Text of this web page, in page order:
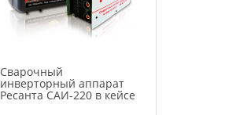
Сварочный
инверторный аппарат
Ресанта САИ-220 в кейсе